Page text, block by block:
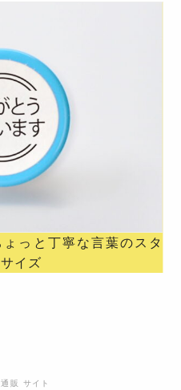
っと丁寧な言葉のスタ
イズ
販 サイト